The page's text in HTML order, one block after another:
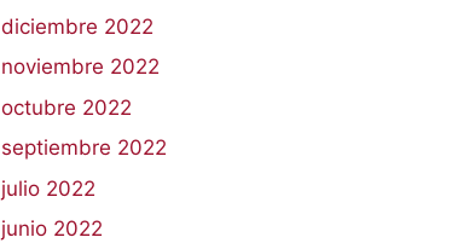
diciembre 2022
noviembre 2022
octubre 2022
septiembre 2022
julio 2022
junio 2022